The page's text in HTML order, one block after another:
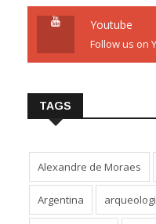
Youtube
Follow us on
TAGS
Alexandre de Moraes
Argentina